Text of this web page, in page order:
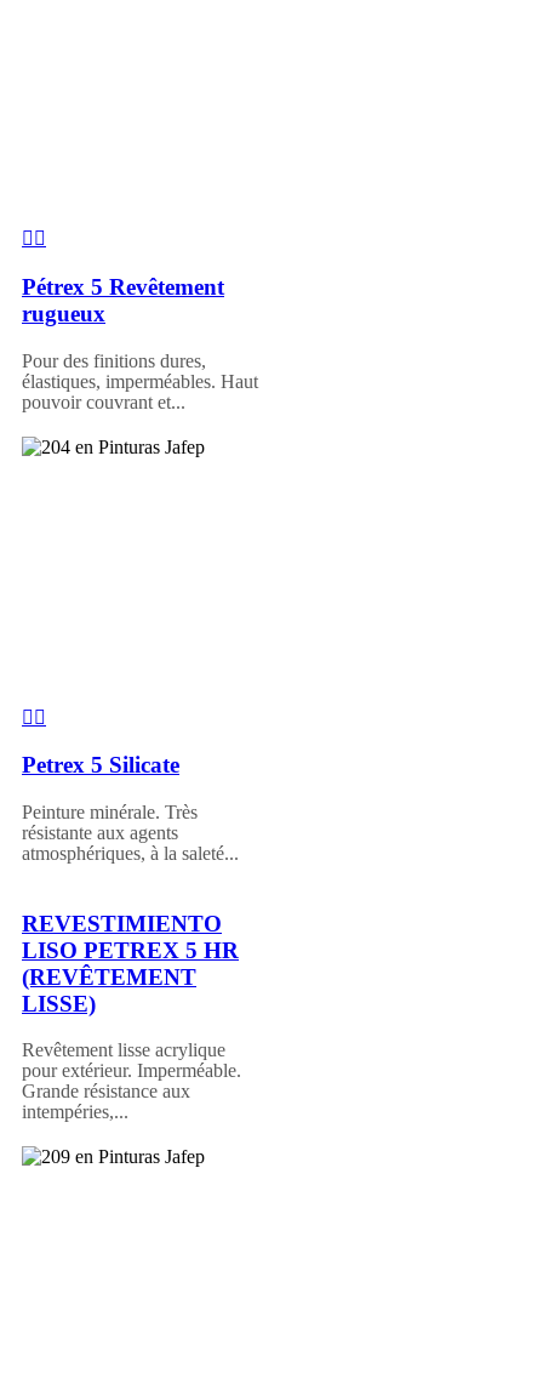
Pétrex 5 Revêtement
rugueux
Pour des finitions dures,
élastiques, imperméables. Haut
pouvoir couvrant et...
Petrex 5 Silicate
Peinture minérale. Très
résistante aux agents
atmosphériques, à la saleté...
REVESTIMIENTO
LISO PETREX 5 HR
(REVÊTEMENT
LISSE)
Revêtement lisse acrylique
pour extérieur. Imperméable.
Grande résistance aux
intempéries,...